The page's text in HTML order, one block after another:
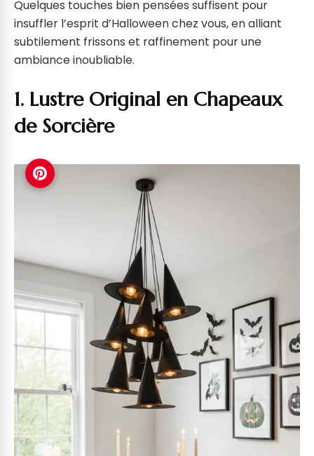
Quelques touches bien pensées suffisent pour
insuffler l’esprit d’Halloween chez vous, en alliant
subtilement frissons et raffinement pour une
ambiance inoubliable.
1. Lustre Original en Chapeaux
de Sorcière